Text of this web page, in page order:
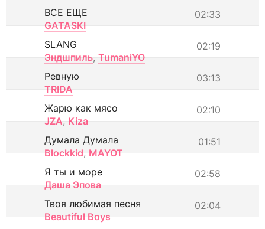
02:33
ВСЕ ЕЩЕ
GATASKI
02:19
SLANG
Эндшпиль, TumaniYO
03:13
Ревную
TRIDA
02:10
Жарю как мясо
JZA, Kiza
01:51
Думала Думала
Blockkid, MAYOT
02:58
Я ты и море
Даша Эпова
02:04
Твоя любимая песня
Beautiful Boys